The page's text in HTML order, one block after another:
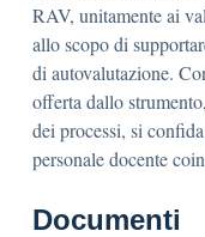
RAV, unitamente ai
allo scopo di
di autovalutazione.
offerta dallo
dei processi, si
personale docente
Documenti